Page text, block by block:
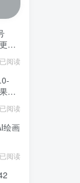
阅读
最
阅读
绘画
阅读